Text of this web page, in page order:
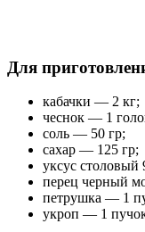
Для
кабачки — 2 кг;
чеснок — 1
соль — 50 гр;
сахар — 125 гр;
уксус
перец черный
петрушка — 1
укроп — 1